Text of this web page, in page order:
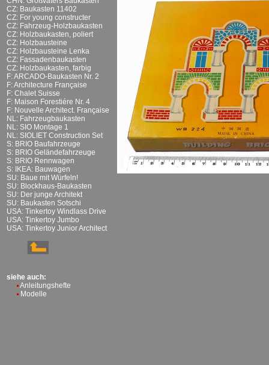
CZ: Baukasten 11402
CZ: For young constructer
CZ: Fahrzeug-Holzbaukasten
CZ: Holzbaukasten, poliert
CZ: Holzbausteine
CZ: Holzbausteine Lenka
CZ: Fassadenbaukasten
CZ: Holzbaukasten, farbig
F: ARCADO-Baukasten Nr. 2
F: Architecture Française
F: Chalet Suisse
F: Maison Forestiére Nr. 4
F: Nouvelle Architect. Française
NL: Fahrzeugbaukasten
NL: SIO Montage 1
NL: SIOLIET Construction Set
S: BRIO Baufahrzeuge
S: BRIO Geländefahrzeuge
S: BRIO Rennwagen
S: IKEA: Bauwagen
SU: Baue mit Würfeln!
SU: Blockhaus-Baukasten
SU: Der junge Architekt
SU: Baukasten Sotschi
USA: Tinkertoy Windlass Drive
USA: Tinkertoy Jumbo
USA: Tinkertoy Junior Architect
siehe auch:
Anleitungshefte
Modelle